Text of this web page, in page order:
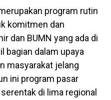
program rutin
komitmen dan
dan BUMN yang ada di
bagian dalam upaya
masyarakat jelang
ini program pasar
di lima regional